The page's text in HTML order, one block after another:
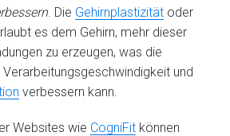
. Die Gehirnplastizität oder
es dem Gehirn, mehr dieser
zu erzeugen, was die
und
verbessern kann.
Websites wie CogniFit können